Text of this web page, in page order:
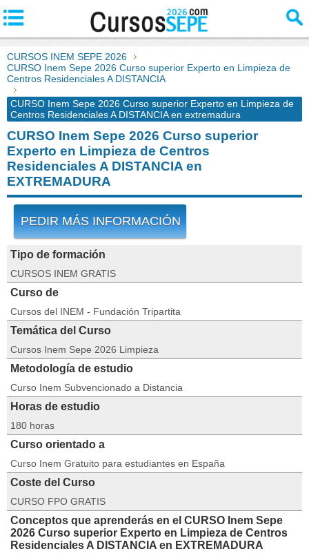
CURSOS INEM SEPE 2026
CURSO Inem Sepe 2026 Curso superior Experto en Limpieza de
Centros Residenciales A DISTANCIA
CURSO Inem Sepe 2026 Curso superior Experto en Limpieza de
Centros Residenciales A DISTANCIA en extremadura
CURSO Inem Sepe 2026 Curso superior
Experto en Limpieza de Centros
Residenciales A DISTANCIA en
EXTREMADURA
PEDIR MÁS INFORMACIÓN
Tipo de formación
CURSOS INEM GRATIS
Curso de
Cursos del INEM - Fundación Tripartita
Temática del Curso
Cursos Inem Sepe 2026 Limpieza
Metodología de estudio
Curso Inem Subvencionado a Distancia
Horas de estudio
180 horas
Curso orientado a
Curso Inem Gratuito para estudiantes en España
Coste del Curso
CURSO FPO GRATIS
Conceptos que aprenderás en el CURSO Inem Sepe
2026 Curso superior Experto en Limpieza de Centros
Residenciales A DISTANCIA en EXTREMADURA